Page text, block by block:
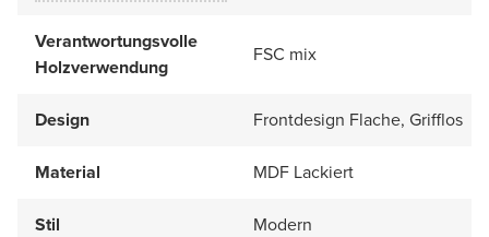
Verantwortungsvolle
Holzverwendung
FSC mix
Design Frontdesign Flache, Grifflos
Material MDF Lackiert
Stil Modern